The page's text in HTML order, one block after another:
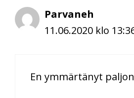
Parvaneh
11.06.2020 klo
En ymmärtänyt paljon